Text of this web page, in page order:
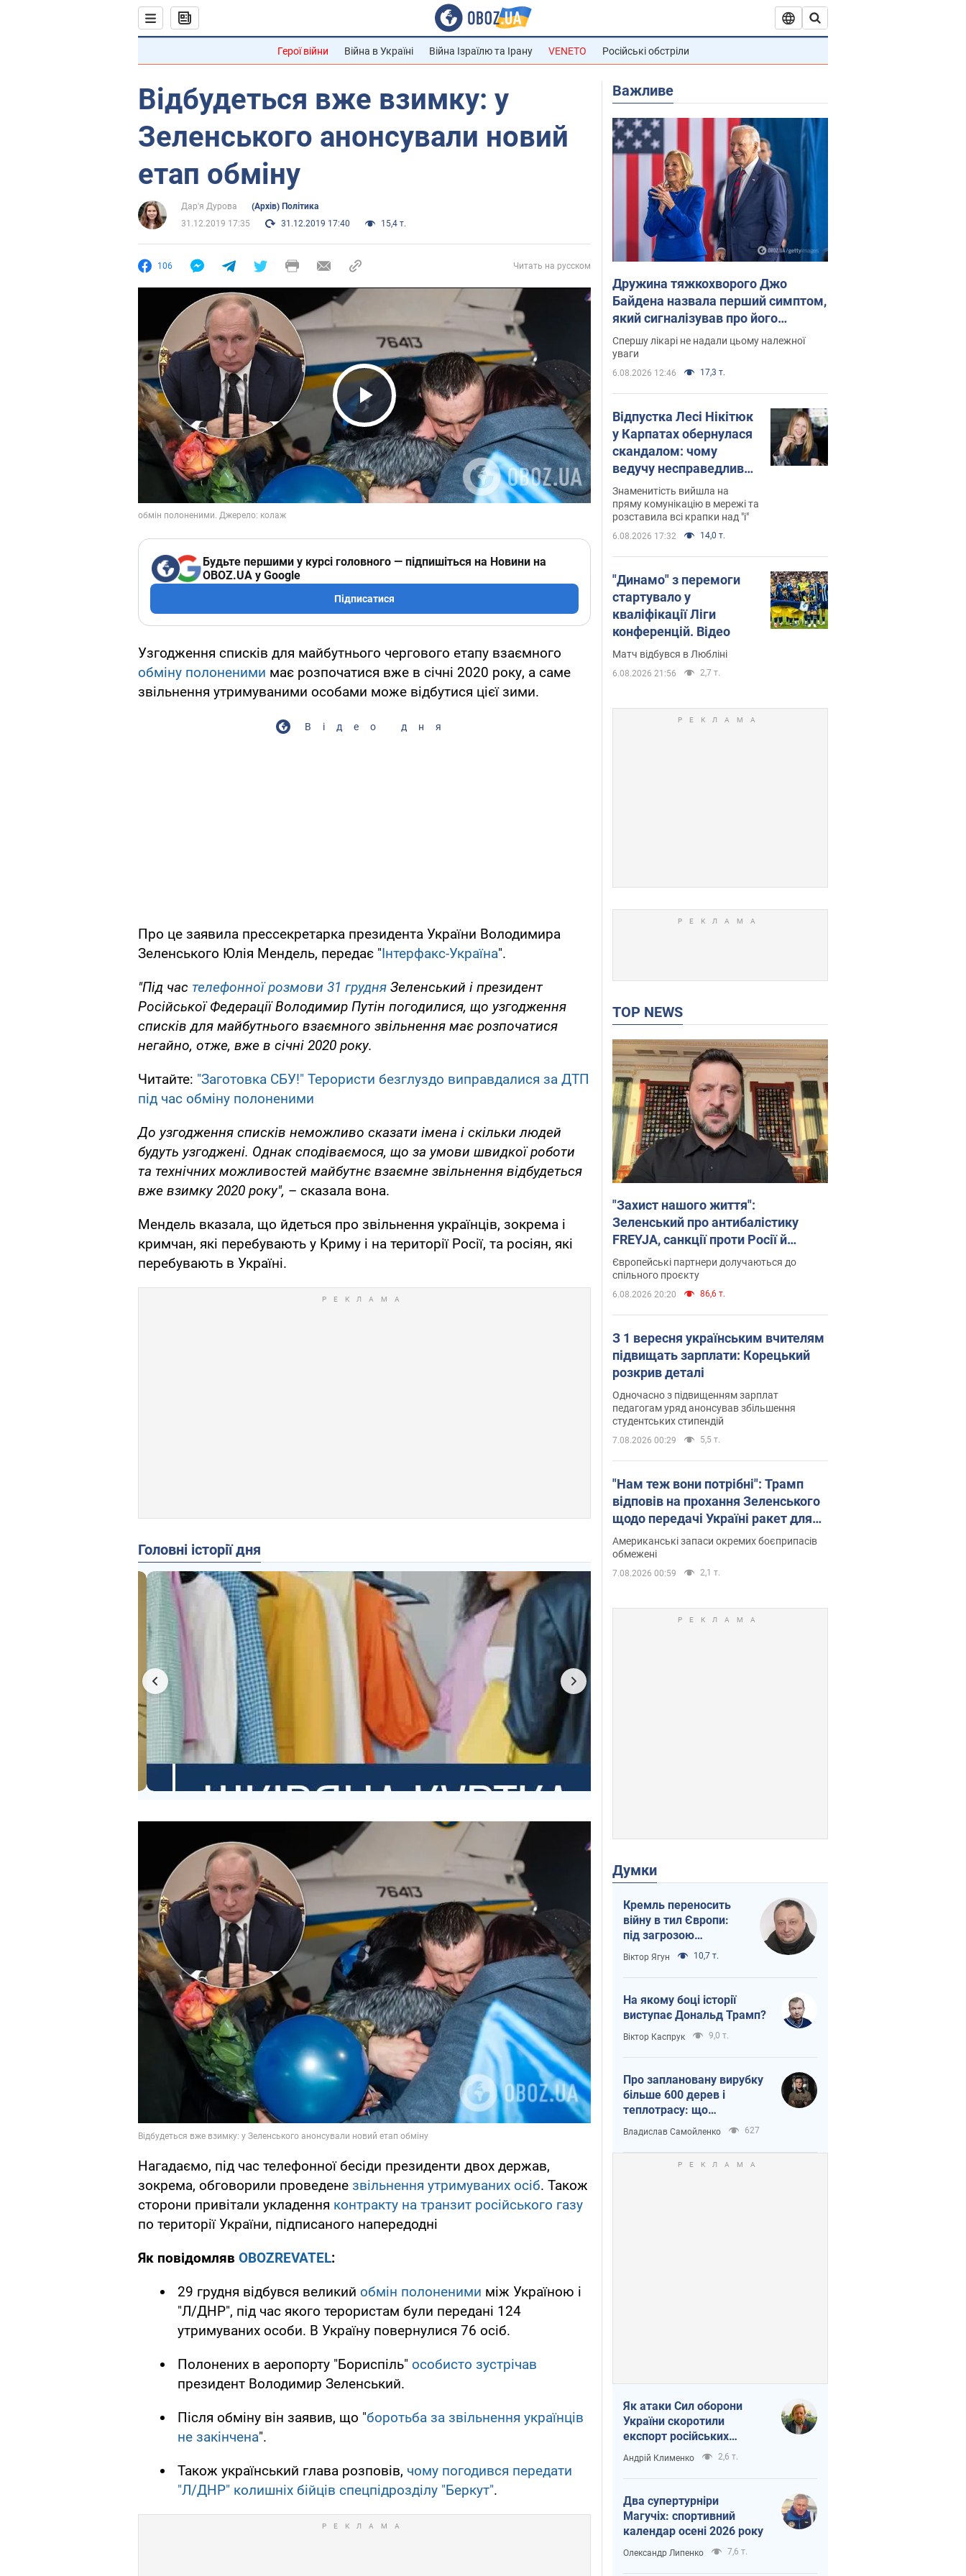
Герої війни Війна в Україні Війна Ізраїлю та Ірану VENETO Російські обстріли
Відбудеться вже взимку: у
Зеленського анонсували новий
етап обміну
Дар'я Дурова
(Архів) Політика
31.12.2019 17:35
31.12.2019 17:40 15,4 т.
106 Читать на русском
Play Video
Будьте першими у курсі головного — підпишіться на Новини на
OBOZ.UA у Google
Підписатися
Узгодження списків для майбутнього чергового етапу взаємного
обміну полоненими має розпочатися вже в січні 2020 року, а саме
звільнення утримуваними особами може відбутися цієї зими.
Відео дня
Про це заявила прессекретарка президента України Володимира
Зеленського Юлія Мендель, передає "Інтерфакс-Україна".
"Під час телефонної розмови 31 грудня Зеленський і президент
Російської Федерації Володимир Путін погодилися, що узгодження
списків для майбутнього взаємного звільнення має розпочатися
негайно, отже, вже в січні 2020 року.
Читайте: "Заготовка СБУ!" Терористи безглуздо виправдалися за ДТП
під час обміну полоненими
До узгодження списків неможливо сказати імена і скільки людей
будуть узгоджені. Однак сподіваємося, що за умови швидкої роботи
та технічних можливостей майбутнє взаємне звільнення відбудеться
вже взимку 2020 року", – сказала вона.
Мендель вказала, що йдеться про звільнення українців, зокрема і
кримчан, які перебувають у Криму і на території Росії, та росіян, які
перебувають в Україні.
Головні історії дня
Нагадаємо, під час телефонної бесіди президенти двох держав,
зокрема, обговорили проведене звільнення утримуваних осіб. Також
сторони привітали укладення контракту на транзит російського газу
по території України, підписаного напередодні
Як повідомляв OBOZREVATEL:
29 грудня відбувся великий обмін полоненими між Україною і
"Л/ДНР", під час якого терористам були передані 124
утримуваних особи. В Україну повернулися 76 осіб.
Полонених в аеропорту "Бориспіль" особисто зустрічав
президент Володимир Зеленський.
Після обміну він заявив, що "боротьба за звільнення українців
не закінчена".
Також український глава розповів, чому погодився передати
"Л/ДНР" колишніх бійців спецпідрозділу "Беркут".
Важливе
Дружина тяжкохворого Джо
Байдена назвала перший симптом,
який сигналізував про його
"агресивний" рак
Спершу лікарі не надали цьому належної
уваги
6.08.2026 12:46 17,3 т.
Відпустка Лесі Нікітюк
у Карпатах обернулася
скандалом: чому
ведучу несправедливо
захейтили
Знаменитість вийшла на
пряму комунікацію в мережі та
розставила всі крапки над "і"
6.08.2026 17:32 14,0 т.
"Динамо" з перемоги
стартувало у
кваліфікації Ліги
конференцій. Відео
Матч відбувся в Любліні
6.08.2026 21:56 2,7 т.
TOP NEWS
"Захист нашого життя":
Зеленський про антибалістику
FREYJA, санкції проти Росії й
підтримку аграріїв. Відео
Європейські партнери долучаються до
спільного проєкту
6.08.2026 20:20 86,6 т.
З 1 вересня українським вчителям
підвищать зарплати: Корецький
розкрив деталі
Одночасно з підвищенням зарплат
педагогам уряд анонсував збільшення
студентських стипендій
7.08.2026 00:29 5,5 т.
"Нам теж вони потрібні": Трамп
відповів на прохання Зеленського
щодо передачі Україні ракет для
Patriot
Американські запаси окремих боєприпасів
обмежені
7.08.2026 00:59 2,1 т.
Думки
Кремль переносить
війну в тил Європи:
під загрозою
критична логістика
Віктор Ягун 10,7 т.
На якому боці історії
виступає Дональд Трамп?
Віктор Каспрук 9,0 т.
Про заплановану вирубку
більше 600 дерев і
теплотрасу: що
відбувається на Теремках
у Києві
Владислав Самойленко 627
Як атаки Сил оборони
України скоротили
експорт російських
нафтопродуктів
Андрій Клименко 2,6 т.
Два супертурніри
Магучіх: спортивний
календар осені 2026 року
Олександр Липенко 7,6 т.